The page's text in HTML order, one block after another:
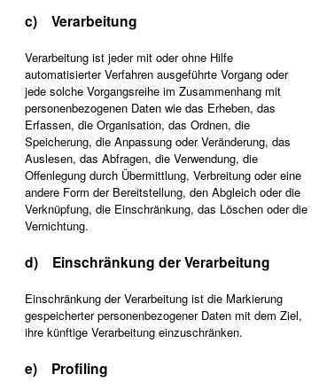
c) Verarbeitung
Verarbeitung ist jeder mit oder ohne Hilfe
automatisierter Verfahren ausgeführte Vorgang oder
jede solche Vorgangsreihe im Zusammenhang mit
personenbezogenen Daten wie das Erheben, das
Erfassen, die Organisation, das Ordnen, die
Speicherung, die Anpassung oder Veränderung, das
Auslesen, das Abfragen, die Verwendung, die
Offenlegung durch Übermittlung, Verbreitung oder eine
andere Form der Bereitstellung, den Abgleich oder die
Verknüpfung, die Einschränkung, das Löschen oder die
Vernichtung.
d) Einschränkung der Verarbeitung
Einschränkung der Verarbeitung ist die Markierung
gespeicherter personenbezogener Daten mit dem Ziel,
ihre künftige Verarbeitung einzuschränken.
e) Profiling